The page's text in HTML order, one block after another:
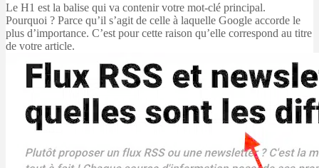
Le H1 est la balise qui va contenir votre mot-clé principal.
Pourquoi ? Parce qu’il s’agit de celle à laquelle Google accorde le
plus d’importance. C’est pour cette raison qu’elle correspond au titre
de votre article.